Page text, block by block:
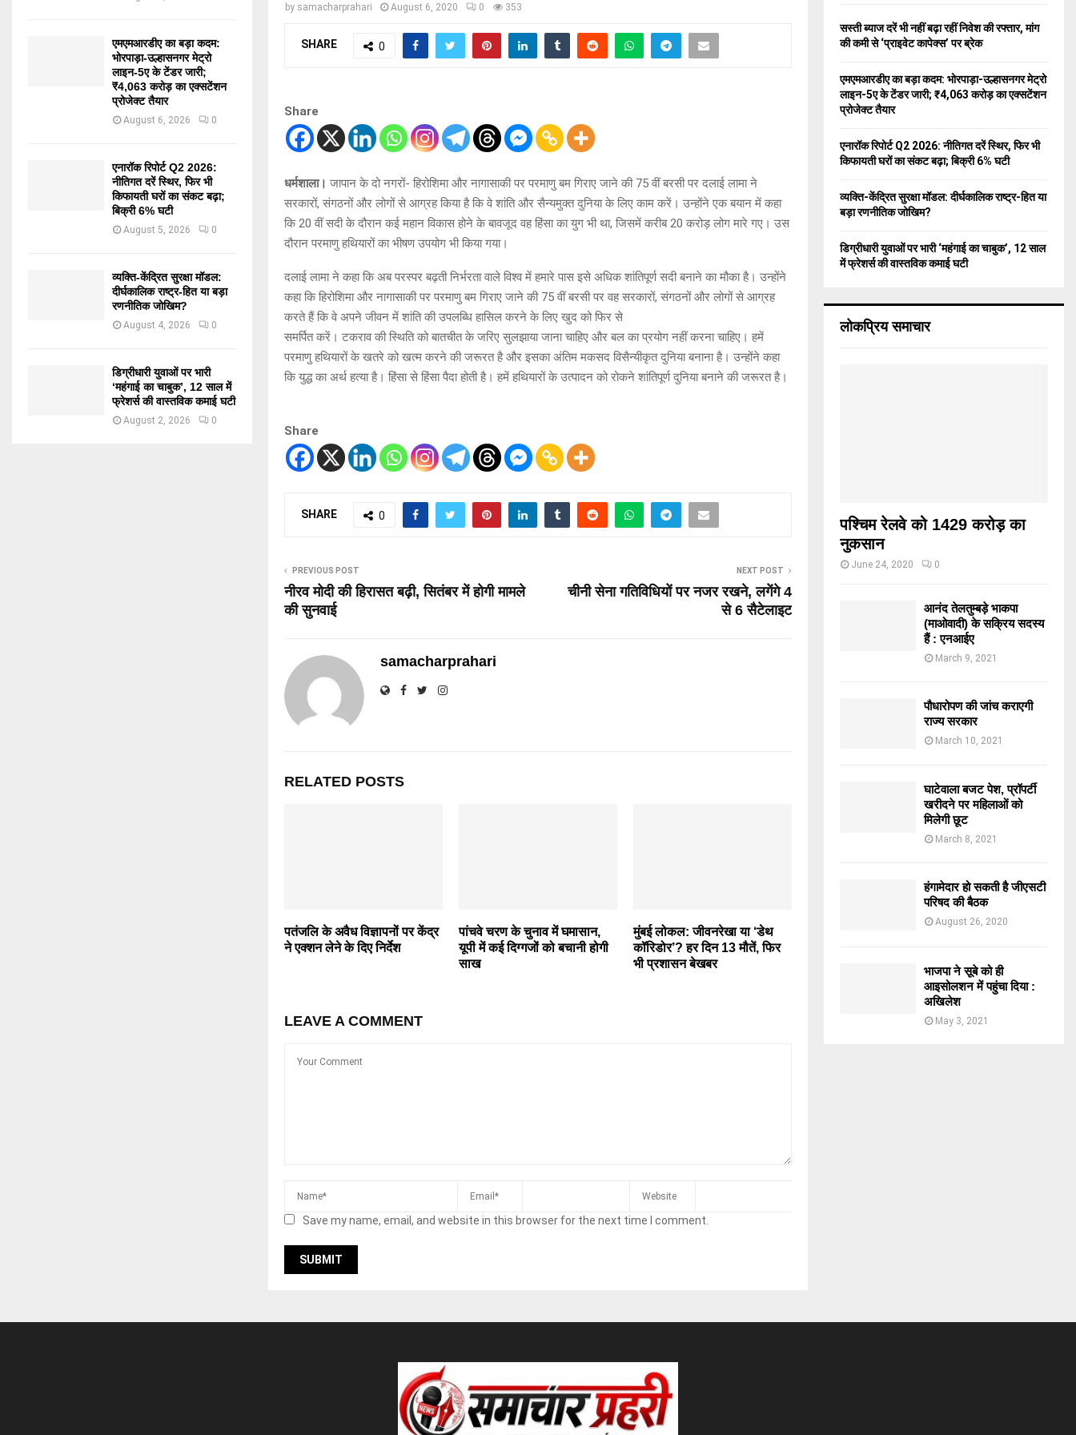
by samacharprahari August 6, 2020 0 353
SHARE 0
Share
धर्मशाला। जापान के दो नगरों- हिरोशिमा और नागासाकी पर परमाणु बम गिराए जाने की 75 वीं बरसी पर दलाई लामा ने
सरकारों, संगठनों और लोगों से आग्रह किया है कि वे शांति और सैन्यमुक्त दुनिया के लिए काम करें। उन्होंने एक बयान में कहा
कि 20 वीं सदी के दौरान कई महान विकास होने के बावजूद वह हिंसा का युग भी था, जिसमें करीब 20 करोड़ लोग मारे गए। उस
दौरान परमाणु हथियारों का भीषण उपयोग भी किया गया।
दलाई लामा ने कहा कि अब परस्पर बढ़ती निर्भरता वाले विश्व में हमारे पास इसे अधिक शांतिपूर्ण सदी बनाने का मौका है। उन्होंने
कहा कि हिरोशिमा और नागासाकी पर परमाणु बम गिराए जाने की 75 वीं बरसी पर वह सरकारों, संगठनों और लोगों से आग्रह
करते हैं कि वे अपने जीवन में शांति की उपलब्धि हासिल करने के लिए खुद को फिर से
समर्पित करें। टकराव की स्थिति को बातचीत के जरिए सुलझाया जाना चाहिए और बल का प्रयोग नहीं करना चाहिए। हमें
परमाणु हथियारों के खतरे को खत्म करने की जरूरत है और इसका अंतिम मकसद विसैन्यीकृत दुनिया बनाना है। उन्होंने कहा
कि युद्ध का अर्थ हत्या है। हिंसा से हिंसा पैदा होती है। हमें हथियारों के उत्पादन को रोकने शांतिपूर्ण दुनिया बनाने की जरूरत है।
Share
SHARE 0
PREVIOUS POST
नीरव मोदी की हिरासत बढ़ी, सितंबर में होगी मामले
की सुनवाई
NEXT POST
चीनी सेना गतिविधियों पर नजर रखने, लगेंगे 4
से 6 सैटेलाइट
samacharprahari
RELATED POSTS
पतंजलि के अवैध विज्ञापनों पर केंद्र
ने एक्शन लेने के दिए निर्देश
पांचवे चरण के चुनाव में घमासान,
यूपी में कई दिग्गजों को बचानी होगी
साख
मुंबई लोकल: जीवनरेखा या ‘डेथ
कॉरिडोर’? हर दिन 13 मौतें, फिर
भी प्रशासन बेखबर
LEAVE A COMMENT
Save my name, email, and website in this browser for the next time I comment.
एमएमआरडीए का बड़ा कदम:
भोरपाड़ा-उल्हासनगर मेट्रो
लाइन-5ए के टेंडर जारी;
₹4,063 करोड़ का एक्सटेंशन
प्रोजेक्ट तैयार
August 6, 2026 0
एनारॉक रिपोर्ट Q2 2026:
नीतिगत दरें स्थिर, फिर भी
किफायती घरों का संकट बढ़ा;
बिक्री 6% घटी
August 5, 2026 0
व्यक्ति-केंद्रित सुरक्षा मॉडल:
दीर्घकालिक राष्ट्र-हित या बड़ा
रणनीतिक जोखिम?
August 4, 2026 0
डिग्रीधारी युवाओं पर भारी
‘महंगाई का चाबुक’, 12 साल में
फ्रेशर्स की वास्तविक कमाई घटी
August 2, 2026 0
o
r
C
सस्ती ब्याज दरें भी नहीं बढ़ा रहीं निवेश की रफ्तार, मांग
की कमी से ‘प्राइवेट कापेक्स’ पर ब्रेक
एमएमआरडीए का बड़ा कदम: भोरपाड़ा-उल्हासनगर मेट्रो
लाइन-5ए के टेंडर जारी; ₹4,063 करोड़ का एक्सटेंशन
प्रोजेक्ट तैयार
एनारॉक रिपोर्ट Q2 2026: नीतिगत दरें स्थिर, फिर भी
किफायती घरों का संकट बढ़ा; बिक्री 6% घटी
व्यक्ति-केंद्रित सुरक्षा मॉडल: दीर्घकालिक राष्ट्र-हित या
बड़ा रणनीतिक जोखिम?
डिग्रीधारी युवाओं पर भारी ‘महंगाई का चाबुक’, 12 साल
में फ्रेशर्स की वास्तविक कमाई घटी
लोकप्रिय समाचार
पश्चिम रेलवे को 1429 करोड़ का
नुकसान
June 24, 2020 0
आनंद तेलतुम्बड़े भाकपा
(माओवादी) के सक्रिय सदस्य
हैं : एनआईए
March 9, 2021
पौधारोपण की जांच कराएगी
राज्य सरकार
March 10, 2021
घाटेवाला बजट पेश, प्रॉपर्टी
खरीदने पर महिलाओं को
मिलेगी छूट
March 8, 2021
हंगामेदार हो सकती है जीएसटी
परिषद की बैठक
August 26, 2020
भाजपा ने सूबे को ही
आइसोलशन में पहुंचा दिया :
अखिलेश
May 3, 2021